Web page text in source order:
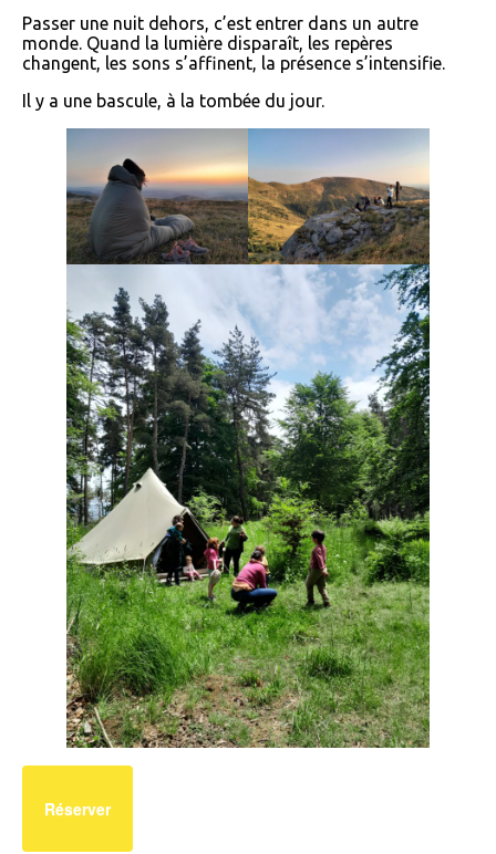
Passer une nuit dehors, c’est entrer dans un autre
monde. Quand la lumière disparaît, les repères
changent, les sons s’affinent, la présence s’intensifie.
Il y a une bascule, à la tombée du jour.
Réserver